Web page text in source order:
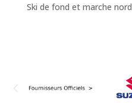
Ski de fond et marche